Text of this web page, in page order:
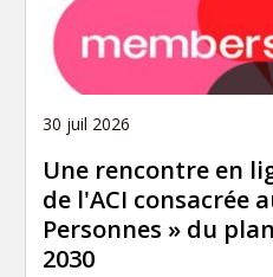
30 juil 2026
Une rencontre en
de l'ACI consacrée
Personnes » du
2030